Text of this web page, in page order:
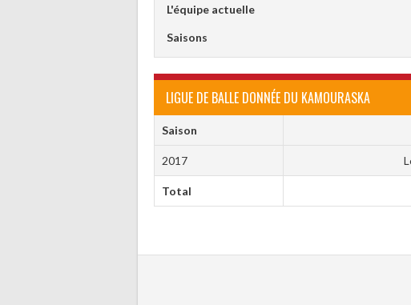
L'équipe actuelle
Saisons
LIGUE DE BALLE DONNÉE DU KAMOURASKA
Saison
2017
Total